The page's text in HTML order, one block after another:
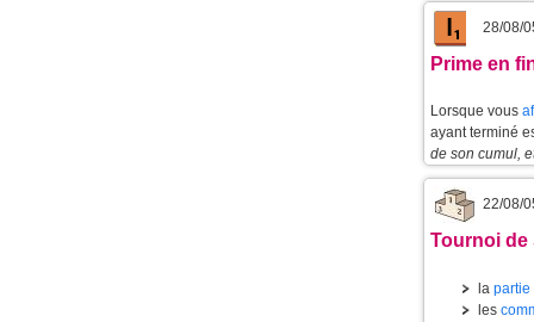
28/08/
Prime en
Lorsque vous
ayant terminé
de son cumul,
22/08/
Tournoi de
la partie
les